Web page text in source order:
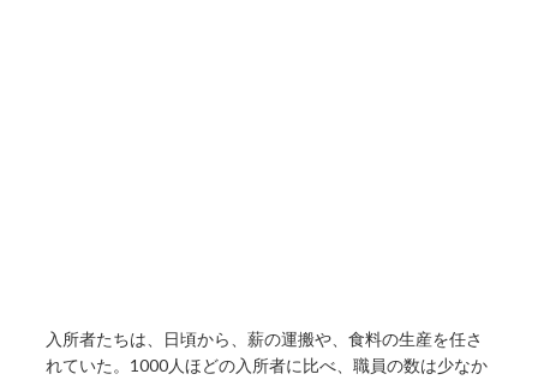
入所者たちは、日頃から、薪の運搬や、食料の生産を任さ
れていた。1000人ほどの入所者に比べ、職員の数は少なか